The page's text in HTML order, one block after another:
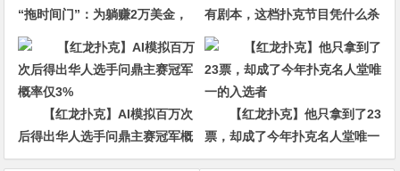
“拖时间门”：为躺赚2万美金，
他磨了整整17分钟
有剧本，这档扑克节目凭什么杀
回CBS黄金档？
【红龙扑克】AI模拟百万次
后得出华人选手问鼎主赛冠军概
率仅3%
【红龙扑克】他只拿到了23
票，却成了今年扑克名人堂唯一
的入选者